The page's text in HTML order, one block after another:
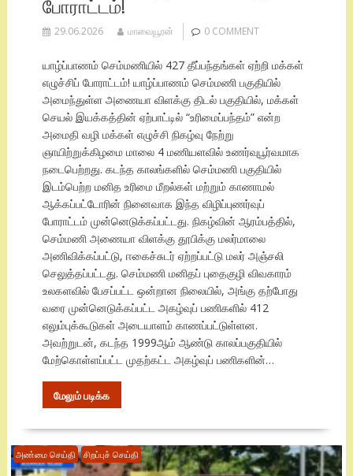
29.06.2026 மாவையூரன் 0 COMMENT
யாழ்ப்பாணம் செம்மணியில் 427 தீப்பந்தங்கள் ஏற்றி மக்கள்
எழுச்சிப் போராட்டம்! யாழ்ப்பாணம் செம்மணி பகுதியில்
அமைந்துள்ள அணையா விளக்கு திடல் பகுதியில், மக்கள்
செயல் இயக்கத்தின் ஏற்பாட்டில் “உரிமைப்பந்தம்” என்ற
அமைதி வழி மக்கள் எழுச்சி நிகழ்வு நேற்று
ஞாயிற்றுக்கிழமை மாலை 4 மணியளவில் உணர்வுபூர்வமாக
நடைபெற்றது. கடந்த காலங்களில் செம்மணி பகுதியில்
இடம்பெற்ற மனித உரிமை மீறல்கள் மற்றும் காணாமல்
ஆக்கப்பட்டோரின் நினைவாக இந்த விழிப்புணர்வுப்
போராட்டம் முன்னெடுக்கப்பட்டது. நிகழ்வின் ஆரம்பத்தில்,
செம்மணி அணையா விளக்கு தூபிக்கு மலர்மாலை
அணிவிக்கப்பட்டு, ஈகைச்சுடர் ஏற்றப்பட்டு மலர் அஞ்சலி
செலுத்தப்பட்டது. செம்மணி மனிதப் புதைகுழி விவகாரம்
உலகளவில் பேசப்பட்ட ஒன்றான நிலையில், அங்கு தற்போது
வரை முன்னெடுக்கப்பட்ட அகழ்வுப் பணிகளில் 412
எலும்புக்கூடுகள் அடையாளம் காணப்பட்டுள்ளன.
அவற்றுடன், கடந்த 1999ஆம் ஆண்டு காலப்பகுதியில்
மேற்கொள்ளப்பட்ட முதற்கட்ட அகழ்வுப் பணிகளின்…
மேலும் படிக்க
அண்மை செய்தி சிறப்புச் செய்தி